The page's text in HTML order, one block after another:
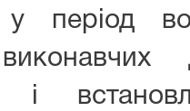
період
і